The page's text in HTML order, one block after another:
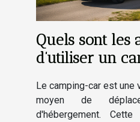
Quels sont les
d’utiliser un
Le camping-car est une
moyen de
d'hébergement.